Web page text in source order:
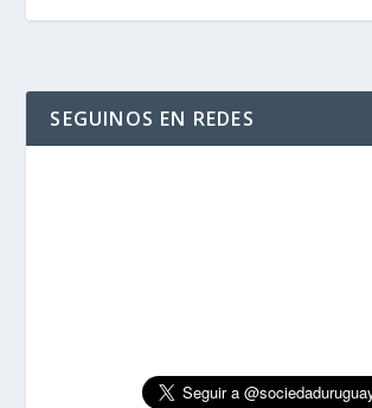
SEGUINOS EN REDES